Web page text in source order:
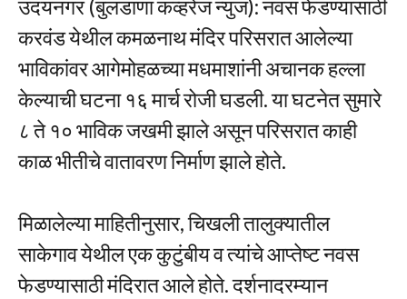
उदयनगर (बुलडाणा कव्हरेज न्युज): नवस फेडण्यासाठी
करवंड येथील कमळनाथ मंदिर परिसरात आलेल्या
भाविकांवर आगेमोहळच्या मधमाशांनी अचानक हल्ला
केल्याची घटना १६ मार्च रोजी घडली. या घटनेत सुमारे
८ ते १० भाविक जखमी झाले असून परिसरात काही
काळ भीतीचे वातावरण निर्माण झाले होते.
मिळालेल्या माहितीनुसार, चिखली तालुक्यातील
साकेगाव येथील एक कुटुंबीय व त्यांचे आप्तेष्ट नवस
फेडण्यासाठी मंदिरात आले होते. दर्शनादरम्यान